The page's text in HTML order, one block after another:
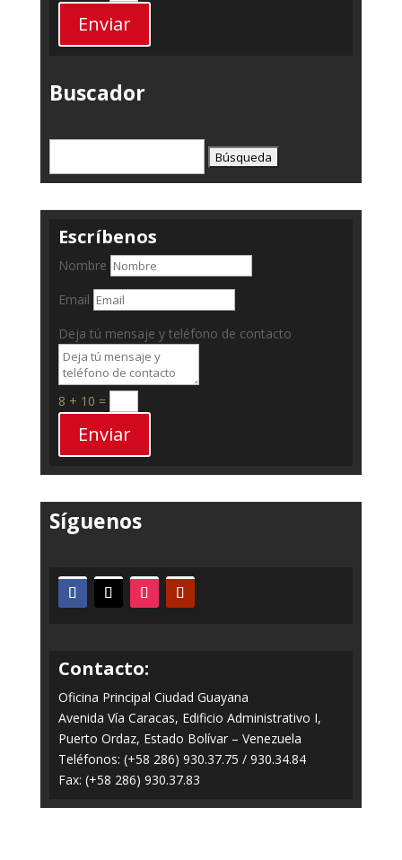
Enviar
Buscador
Escríbenos
Nombre
Email
Deja tú mensaje y teléfono de contacto
8 + 10 =
Enviar
Síguenos
Contacto:
Oficina Principal Ciudad Guayana
Avenida Vía Caracas, Edificio Administrativo I,
Puerto Ordaz, Estado Bolívar – Venezuela
Teléfonos: (+58 286) 930.37.75 / 930.34.84
Fax: (+58 286) 930.37.83